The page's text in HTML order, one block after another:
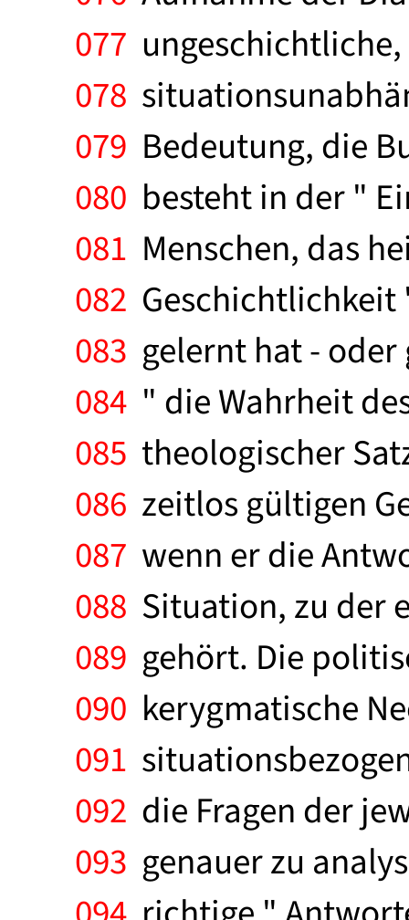
077
078
079 Bedeutung, die
080 besteht in der "
081 Menschen, das
082 Geschichtlichkeit
083 gelernt hat -
084 " die Wahrheit
085 theologischer
086 zeitlos gültigen
087 wenn er die
088 Situation, zu der
089 gehört. Die
090 kerygmatische
091
092 die Fragen der
093 genauer zu